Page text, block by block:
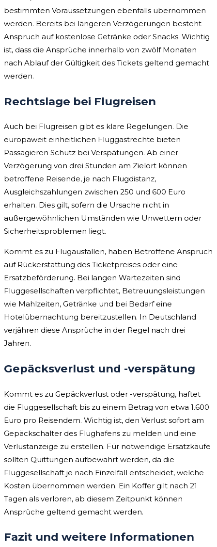
bestimmten Voraussetzungen ebenfalls übernommen
werden. Bereits bei längeren Verzögerungen besteht
Anspruch auf kostenlose Getränke oder Snacks. Wichtig
ist, dass die Ansprüche innerhalb von zwölf Monaten
nach Ablauf der Gültigkeit des Tickets geltend gemacht
werden.
Rechtslage bei Flugreisen
Auch bei Flugreisen gibt es klare Regelungen. Die
europaweit einheitlichen Fluggastrechte bieten
Passagieren Schutz bei Verspätungen. Ab einer
Verzögerung von drei Stunden am Zielort können
betroffene Reisende, je nach Flugdistanz,
Ausgleichszahlungen zwischen 250 und 600 Euro
erhalten. Dies gilt, sofern die Ursache nicht in
außergewöhnlichen Umständen wie Unwettern oder
Sicherheitsproblemen liegt.
Kommt es zu Flugausfällen, haben Betroffene Anspruch
auf Rückerstattung des Ticketpreises oder eine
Ersatzbeförderung. Bei langen Wartezeiten sind
Fluggesellschaften verpflichtet, Betreuungsleistungen
wie Mahlzeiten, Getränke und bei Bedarf eine
Hotelübernachtung bereitzustellen. In Deutschland
verjähren diese Ansprüche in der Regel nach drei
Jahren.
Gepäcksverlust und -verspätung
Kommt es zu Gepäckverlust oder -verspätung, haftet
die Fluggesellschaft bis zu einem Betrag von etwa 1.600
Euro pro Reisendem. Wichtig ist, den Verlust sofort am
Gepäckschalter des Flughafens zu melden und eine
Verlustanzeige zu erstellen. Für notwendige Ersatzkäufe
sollten Quittungen aufbewahrt werden, da die
Fluggesellschaft je nach Einzelfall entscheidet, welche
Kosten übernommen werden. Ein Koffer gilt nach 21
Tagen als verloren, ab diesem Zeitpunkt können
Ansprüche geltend gemacht werden.
Fazit und weitere Informationen